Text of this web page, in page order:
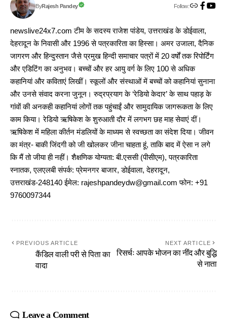
ByRajesh Pandey Follow:
newslive24x7.com टीम के सदस्य राजेश पांडेय, उत्तराखंड के डोईवाला,
देहरादून के निवासी और 1996 से पत्रकारिता का हिस्सा। अमर उजाला, दैनिक
जागरण और हिन्दुस्तान जैसे प्रमुख हिन्दी समाचार पत्रों में 20 वर्षों तक रिपोर्टिंग
और एडिटिंग का अनुभव। बच्चों और हर आयु वर्ग के लिए 100 से अधिक
कहानियां और कविताएं लिखीं। स्कूलों और संस्थाओं में बच्चों को कहानियां सुनाना
और उनसे संवाद करना जुनून। रुद्रप्रयाग के ‘रेडियो केदार’ के साथ पहाड़ के
गांवों की अनकही कहानियां लोगों तक पहुंचाईं और सामुदायिक जागरूकता के लिए
काम किया। रेडियो ऋषिकेश के शुरुआती दौर में लगभग छह माह सेवाएं दीं।
ऋषिकेश में महिला कीर्तन मंडलियों के माध्यम से स्वच्छता का संदेश दिया। जीवन
का मंत्र- बाकी जिंदगी को जी खोलकर जीना चाहता हूं, ताकि बाद में ऐसा न लगे
कि मैं तो जीया ही नहीं। शैक्षणिक योग्यता: बी.एससी (पीसीएम), पत्रकारिता
स्नातक, एलएलबी संपर्क: प्रेमनगर बाजार, डोईवाला, देहरादून,
उत्तराखंड-248140 ईमेल: rajeshpandeydw@gmail.com फोन: +91
9760097344
PREVIOUS ARTICLE
कैंडिल वाली परी से पिता का
वादा
NEXT ARTICLE
रिसर्चः आपके भोजन का नींद और बुद्धि
से नाता
Leave a Comment